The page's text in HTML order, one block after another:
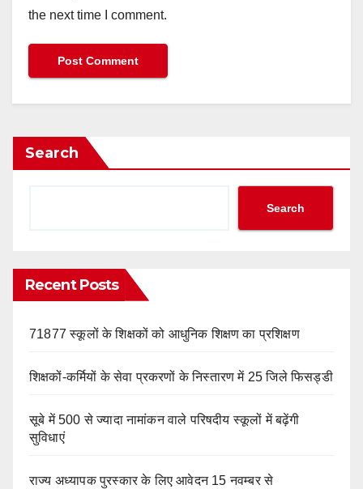
the next time I comment.
Search
Search
Recent Posts
71877 स्कूलों के शिक्षकों को आधुनिक शिक्षण का प्रशिक्षण
शिक्षकों-कर्मियों के सेवा प्रकरणों के निस्तारण में 25 जिले फिसड्डी
सूबे में 500 से ज्यादा नामांकन वाले परिषदीय स्कूलों में बढ़ेंगी
सुविधाएं
राज्य अध्यापक पुरस्कार के लिए आवेदन 15 नवम्बर से